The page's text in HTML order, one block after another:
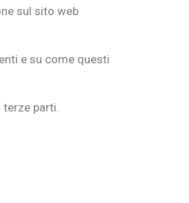
sul sito web
e su come questi
terze parti.